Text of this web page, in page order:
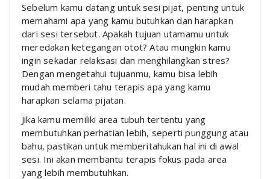
Sebelum kamu datang untuk sesi pijat, penting untuk
memahami apa yang kamu butuhkan dan harapkan
dari sesi tersebut. Apakah tujuan utamamu untuk
meredakan ketegangan otot? Atau mungkin kamu
ingin sekadar relaksasi dan menghilangkan stres?
Dengan mengetahui tujuanmu, kamu bisa lebih
mudah memberi tahu terapis apa yang kamu
harapkan selama pijatan.
Jika kamu memiliki area tubuh tertentu yang
membutuhkan perhatian lebih, seperti punggung atau
bahu, pastikan untuk memberitahukan hal ini di awal
sesi. Ini akan membantu terapis fokus pada area
yang lebih membutuhkan.